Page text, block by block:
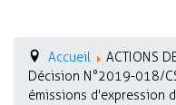
Accueil ACTIONS
Décision N°2019-018/
émissions d'expression